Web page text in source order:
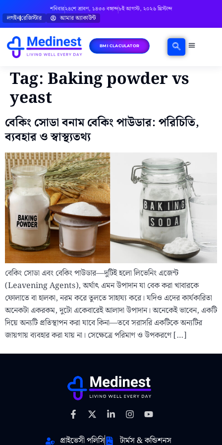
শনিবার২৪শে শ্রাবণ, ১৪৩৩ বঙ্গাব্দ৮ই আগস্ট, ২০২৬ খ্রিস্টাব্দ
লগইনরেজিস্টার আমার অ্যাকাউন্ট
BMI CLACULATOR
Tag:Baking powder vs
yeast
বেকিং সোডা বনাম বেকিং পাউডার: পরিচিতি,
ব্যবহার ও স্বাস্থ্যতথ্য
বেকিং সোডা এবং বেকিং পাউডার—দুটিই হলো লিভেনিং এজেন্ট
(Leavening Agents), অর্থাৎ এমন উপাদান যা বেক করা খাবারকে
ফোলাতে বা হালকা, নরম করে তুলতে সাহায্য করে। যদিও এদের কার্যকারিতা
অনেকটা একরকম, দুটো একেবারেই আলাদা উপাদান। অনেকেই ভাবেন, একটি
দিয়ে অন্যটি প্রতিস্থাপন করা যাবে কিনা—তবে সরাসরি একটিকে অন্যটির
জায়গায় ব্যবহার করা যায় না। সেক্ষেত্রে পরিমাণ ও উপকরণে […]
প্রাইভেসী পলিসি টার্মস & কন্ডিশনস